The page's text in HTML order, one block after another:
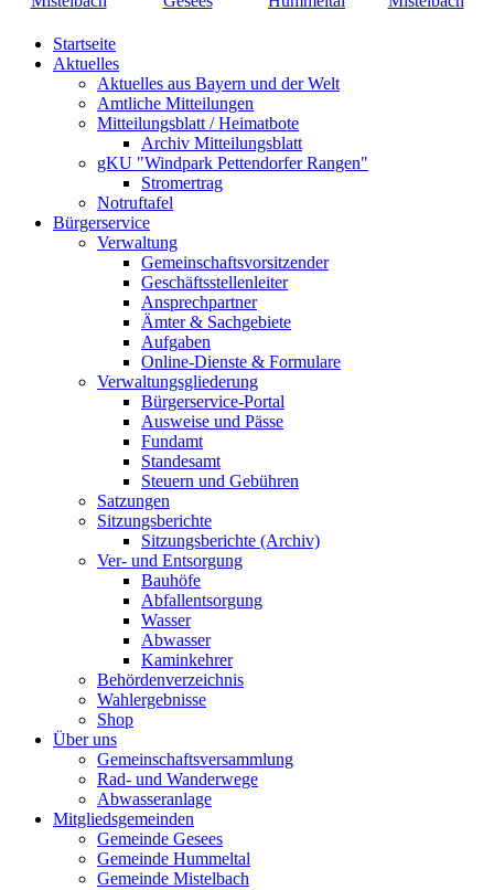
Startseite
Aktuelles
Aktuelles aus Bayern und der Welt
Amtliche Mitteilungen
Mitteilungsblatt / Heimatbote
Archiv Mitteilungsblatt
gKU "Windpark Pettendorfer Rangen"
Stromertrag
Notruftafel
Bürgerservice
Verwaltung
Gemeinschaftsvorsitzender
Geschäftsstellenleiter
Ansprechpartner
Ämter & Sachgebiete
Aufgaben
Online-Dienste & Formulare
Verwaltungsgliederung
Bürgerservice-Portal
Ausweise und Pässe
Fundamt
Standesamt
Steuern und Gebühren
Satzungen
Sitzungsberichte
Sitzungsberichte (Archiv)
Ver- und Entsorgung
Bauhöfe
Abfallentsorgung
Wasser
Abwasser
Kaminkehrer
Behördenverzeichnis
Wahlergebnisse
Shop
Über uns
Gemeinschaftsversammlung
Rad- und Wanderwege
Abwasseranlage
Mitgliedsgemeinden
Gemeinde Gesees
Gemeinde Hummeltal
Gemeinde Mistelbach